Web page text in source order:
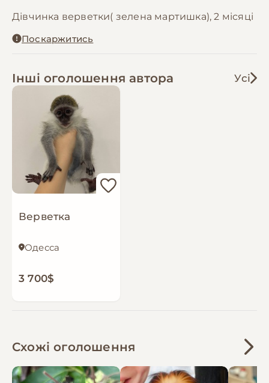
Дівчинка верветки( зелена мартишка), 2 місяці
Поскаржитись
Інші оголошення автора Усі
Верветка
Одесса
3 700$
Схожі оголошення